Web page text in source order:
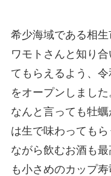
希少海域である相
ワモトさんと知り
てもらえるよう、
をオープンしました
なんと言っても牡
は生で味わっても
ながら飲むお酒も
も小さめのカップ